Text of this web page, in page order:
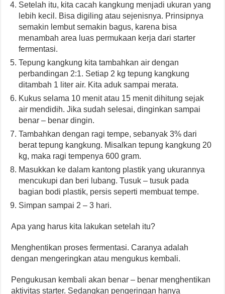
Setelah itu, kita cacah kangkung menjadi ukuran yang
lebih kecil. Bisa digiling atau sejenisnya. Prinsipnya
semakin lembut semakin bagus, karena bisa
menambah area luas permukaan kerja dari starter
fermentasi.
Tepung kangkung kita tambahkan air dengan
perbandingan 2:1. Setiap 2 kg tepung kangkung
ditambah 1 liter air. Kita aduk sampai merata.
Kukus selama 10 menit atau 15 menit dihitung sejak
air mendidih. Jika sudah selesai, dinginkan sampai
benar – benar dingin.
Tambahkan dengan ragi tempe, sebanyak 3% dari
berat tepung kangkung. Misalkan tepung kangkung 20
kg, maka ragi tempenya 600 gram.
Masukkan ke dalam kantong plastik yang ukurannya
mencukupi dan beri lubang. Tusuk – tusuk pada
bagian bodi plastik, persis seperti membuat tempe.
Simpan sampai 2 – 3 hari.
Apa yang harus kita lakukan setelah itu?
Menghentikan proses fermentasi. Caranya adalah
dengan mengeringkan atau mengukus kembali.
Pengukusan kembali akan benar – benar menghentikan
aktivitas starter. Sedangkan pengeringan hanya